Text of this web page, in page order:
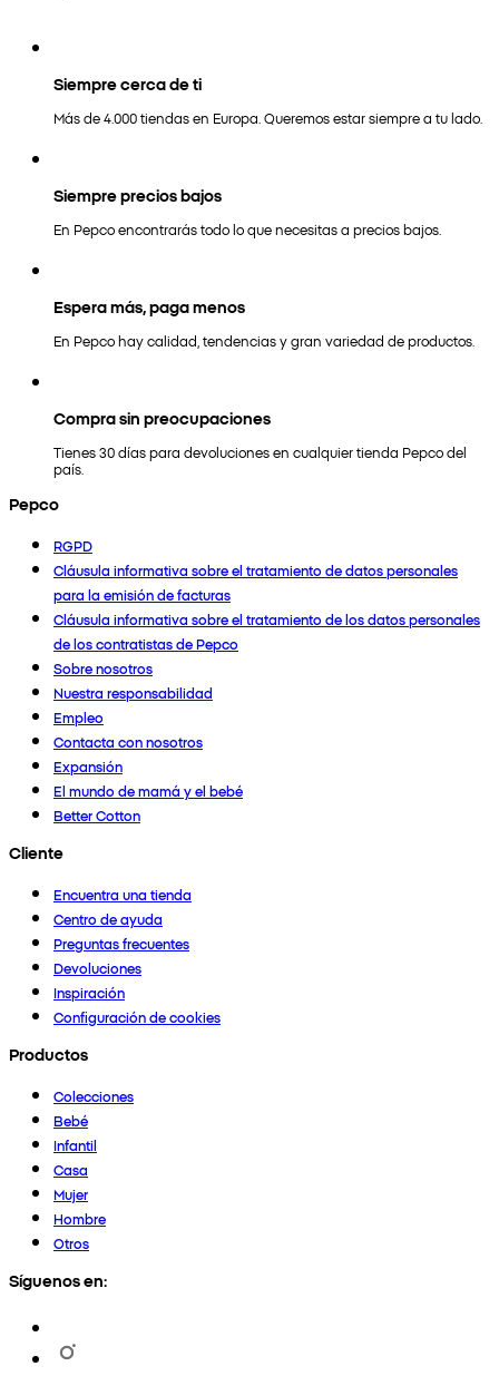
Siempre cerca de ti
Más de 4.000 tiendas en Europa. Queremos estar siempre a tu lado.
Siempre precios bajos
En Pepco encontrarás todo lo que necesitas a precios bajos.
Espera más, paga menos
En Pepco hay calidad, tendencias y gran variedad de productos.
Compra sin preocupaciones
Tienes 30 días para devoluciones en cualquier tienda Pepco del
país.
Pepco
RGPD
Cláusula informativa sobre el tratamiento de datos personales
para la emisión de facturas
Cláusula informativa sobre el tratamiento de los datos personales
de los contratistas de Pepco
Sobre nosotros
Nuestra responsabilidad
Empleo
Contacta con nosotros
Expansión
El mundo de mamá y el bebé
Better Cotton
Cliente
Encuentra una tienda
Centro de ayuda
Preguntas frecuentes
Devoluciones
Inspiración
Configuración de cookies
Productos
Colecciones
Bebé
Infantil
Casa
Mujer
Hombre
Otros
Síguenos en: